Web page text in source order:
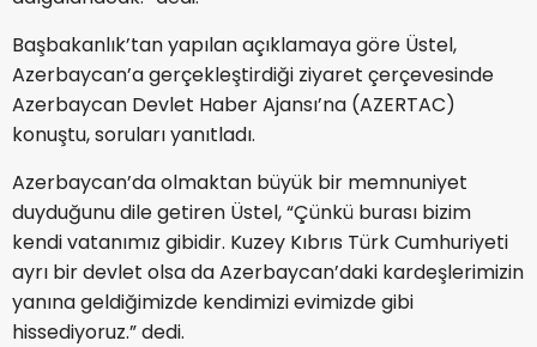
Başbakanlık’tan yapılan açıklamaya göre Üstel,
Azerbaycan’a gerçekleştirdiği ziyaret çerçevesinde
Azerbaycan Devlet Haber Ajansı’na (AZERTAC)
konuştu, soruları yanıtladı.
Azerbaycan’da olmaktan büyük bir memnuniyet
duyduğunu dile getiren Üstel, “Çünkü burası bizim
kendi vatanımız gibidir. Kuzey Kıbrıs Türk Cumhuriyeti
ayrı bir devlet olsa da Azerbaycan’daki kardeşlerimizin
yanına geldiğimizde kendimizi evimizde gibi
hissediyoruz.” dedi.